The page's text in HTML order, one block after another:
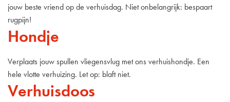
jouw beste vriend op de verhuisdag. Niet onbelangrijk: bespaart
rugpijn!
Hondje
Verplaats jouw spullen vliegensvlug met ons verhuishondje. Een
hele vlotte verhuizing. Let op: blaft niet.
Verhuisdoos